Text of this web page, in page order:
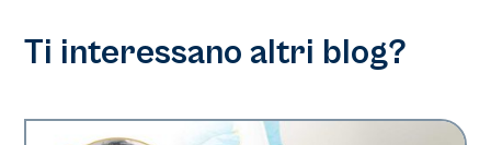
Ti interessano altri blog?